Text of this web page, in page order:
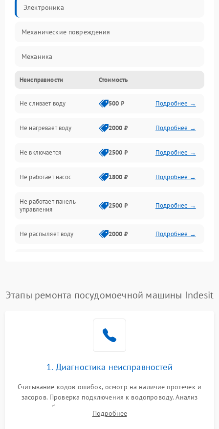
Электроника
Механические повреждения
Механика
Управление
Электропитание
Датчики
Нагрев
Вода
Гигиена
Программное обеспечение
Неисправности Стоимость
Не сливает воду 500 ₽ Подробнее →
Не нагревает воду 2000 ₽ Подробнее →
Не включается 2500 ₽ Подробнее →
Не работает насос 1800 ₽ Подробнее →
Не работает панель
управления
2500 ₽ Подробнее →
Не распыляет воду 2000 ₽ Подробнее →
воды
1800 ₽ Подробнее →
Проблемы с
Этапы ремонта посудомоечной машины Indesit
1. Диагностика неисправностей
Считывание кодов ошибок, осмотр на наличие протечек и
засоров. Проверка подключения к водопроводу. Анализ
жалоб на отсутствие слива, нагрева, вращения
разбрызгивателей или срабатывание системы защиты
Подробнее